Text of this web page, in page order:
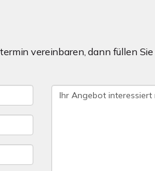
vereinbaren, dann füllen